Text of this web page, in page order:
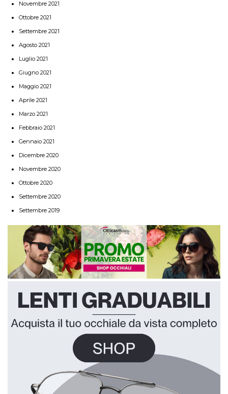
Novembre 2021
Ottobre 2021
Settembre 2021
Agosto 2021
Luglio 2021
Giugno 2021
Maggio 2021
Aprile 2021
Marzo 2021
Febbraio 2021
Gennaio 2021
Dicembre 2020
Novembre 2020
Ottobre 2020
Settembre 2020
Settembre 2019